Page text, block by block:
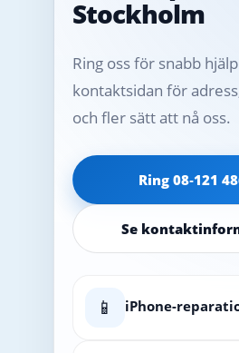
Stockholm
Ring oss för snabb
kontaktsidan för
och fler sätt att nå oss.
Ring 08‑121
Se
📱 iPhone-